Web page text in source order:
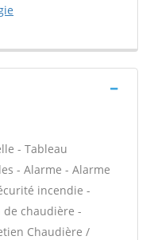
- Tableau
- Alarme - Alarme
incendie -
chaudière -
Chaudière /